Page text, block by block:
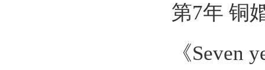
第7年 铜
《Seven